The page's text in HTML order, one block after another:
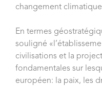
changement
En termes
souligné
civilisations et la
fondamentales sur
européen: la paix, les